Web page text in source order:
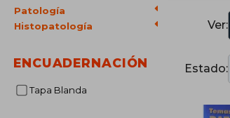
Patología
Histopatología
ENCUADERNACIÓN
Tapa Blanda
Ver:
Estado: